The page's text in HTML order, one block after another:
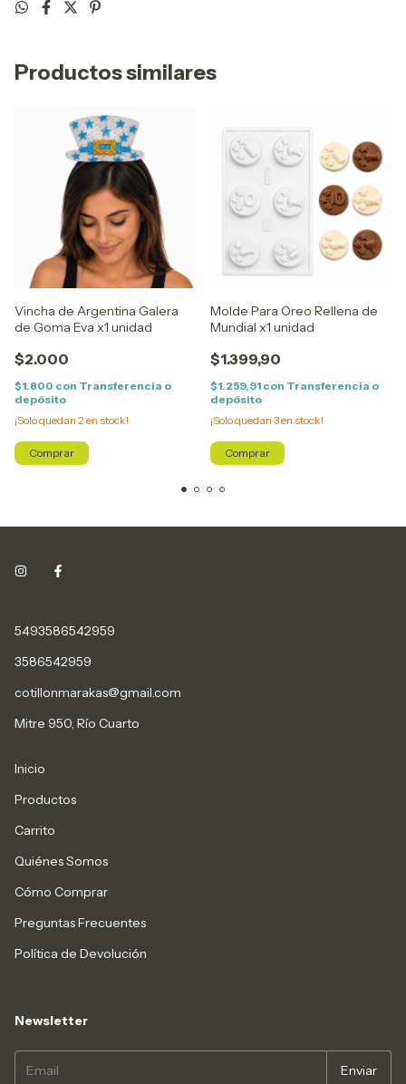
Productos similares
Vincha de Argentina Galera
de Goma Eva x1 unidad
$2.000
$1.800 con Transferencia o
depósito
¡Solo quedan 2en stock!
Molde Para Oreo Rellena de
Mundial x1 unidad
$1.399,90
$1.259,91 con Transferencia o
depósito
¡Solo quedan 3en stock!
5493586542959
3586542959
cotillonmarakas@gmail.com
Mitre 950, Río Cuarto
Inicio
Productos
Carrito
Quiénes Somos
Cómo Comprar
Preguntas Frecuentes
Política de Devolución
Newsletter